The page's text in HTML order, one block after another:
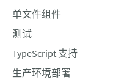
单文件组件
测试
TypeScript 支持
生产环境部署